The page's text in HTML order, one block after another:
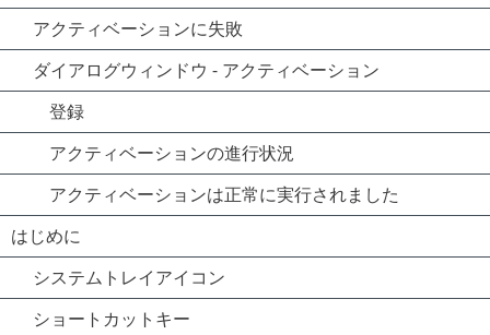
アクティベーションに失敗
ダイアログウィンドウ - アクティベーション
登録
アクティベーションの進行状況
アクティベーションは正常に実行されました
はじめに
システムトレイアイコン
ショートカットキー